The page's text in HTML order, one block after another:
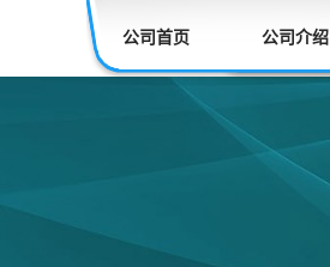
公司首页 公司介绍